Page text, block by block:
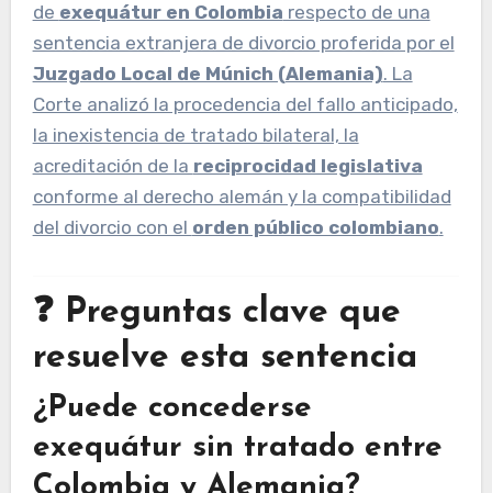
de exequátur en Colombia respecto de una
sentencia extranjera de divorcio proferida por el
Juzgado Local de Múnich (Alemania). La
Corte analizó la procedencia del fallo anticipado,
la inexistencia de tratado bilateral, la
acreditación de la reciprocidad legislativa
conforme al derecho alemán y la compatibilidad
del divorcio con el orden público colombiano.
❓ Preguntas clave que
resuelve esta sentencia
¿Puede concederse
exequátur sin tratado entre